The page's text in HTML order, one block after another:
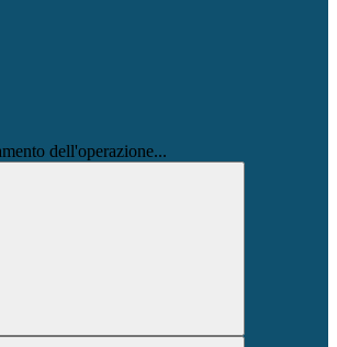
dell'operazione...